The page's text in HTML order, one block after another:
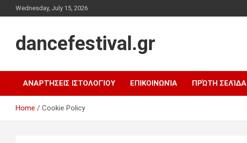
to
Wednesday, July 15, 2026
dancefestival.gr
ΑΝΑΡΤΉΣΕΙΣ ΙΣΤΟΛΟΓΊΟΥ ΕΠΙΚΟΙΝΩΝΊΑ ΠΡΏΤΗ ΣΕΛΊΔΑ
Home Cookie Policy